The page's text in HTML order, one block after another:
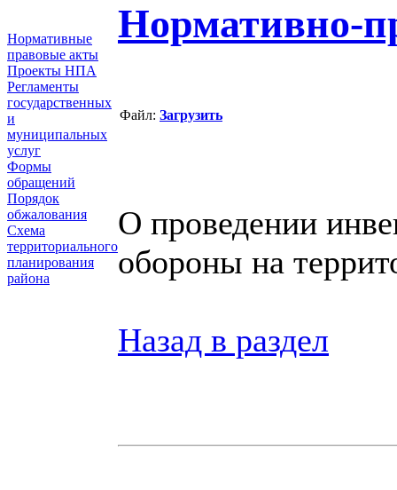
Нормативные
правовые акты
Проекты НПА
Регламенты
государственных
и
муниципальных
услуг
Формы
обращений
Порядок
обжалования
Схема
территориального
планирования
района
Нормативно-
Файл: Загрузить
О проведении
обороны на
Назад в раздел